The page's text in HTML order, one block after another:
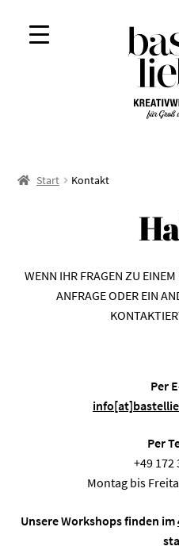
Start Kontakt
WENN IHR FRAGEN ZU
ANFRAGE ODER EIN
Per
Per
+49 172
Montag bis
Unsere Workshops finden im